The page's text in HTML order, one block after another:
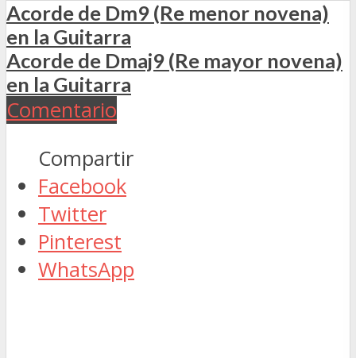
Acorde de Dm9 (Re menor novena)
en la Guitarra
Acorde de Dmaj9 (Re mayor novena)
en la Guitarra
Comentario
Compartir
Facebook
Twitter
Pinterest
WhatsApp